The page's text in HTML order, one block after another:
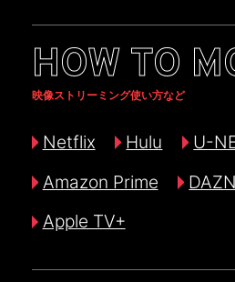
HOW TO
映像ストリーミング使い方など
Netflix Hulu
U-
Amazon Prime
DAZN
Apple TV+